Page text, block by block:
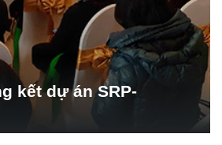
kết dự án SRP-